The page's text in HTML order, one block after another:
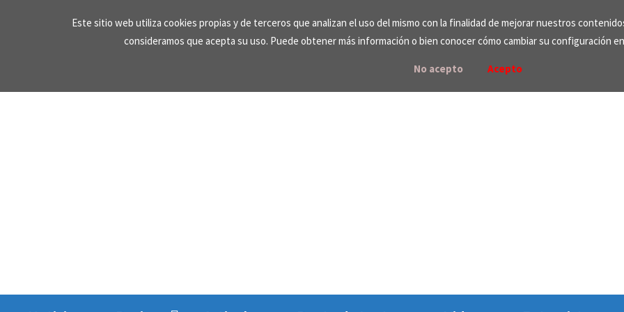
Este sitio web utiliza cookies propias y de terceros que analizan el uso del mismo con la finalidad de mejorar nuestros
consideramos que acepta su uso. Puede obtener más información o bien conocer cómo cambiar su configuración
No acepto Acepto